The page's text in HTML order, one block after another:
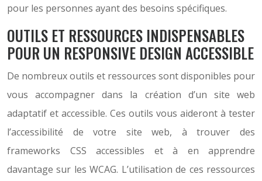
pour les personnes ayant des besoins spécifiques.
OUTILS ET RESSOURCES INDISPENSABLES
POUR UN RESPONSIVE DESIGN ACCESSIBLE
De nombreux outils et ressources sont disponibles pour
vous accompagner dans la création d’un site web
adaptatif et accessible. Ces outils vous aideront à tester
l’accessibilité de votre site web, à trouver des
frameworks CSS accessibles et à en apprendre
davantage sur les WCAG. L’utilisation de ces ressources